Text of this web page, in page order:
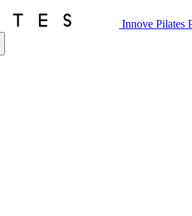
Innove Pilates